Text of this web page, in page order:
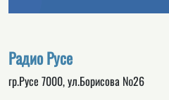
Радио Русе
гр.Русе 7000, ул.Борисова №26